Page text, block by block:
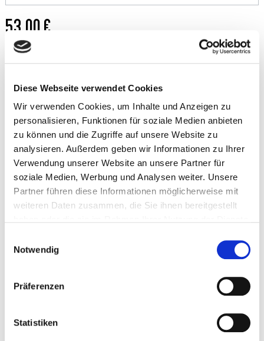
Diese Webseite verwendet Cookies
Wir verwenden Cookies, um Inhalte und Anzeigen zu
personalisieren, Funktionen für soziale Medien anbieten
zu können und die Zugriffe auf unsere Website zu
analysieren. Außerdem geben wir Informationen zu Ihrer
Verwendung unserer Website an unsere Partner für
soziale Medien, Werbung und Analysen weiter. Unsere
Partner führen diese Informationen möglicherweise mit
weiteren Daten zusammen, die Sie ihnen bereitgestellt
Notwendig
Präferenzen
Statistiken
53,00 €
Preise inkl. MwSt.
IN DEN WARENKORB
Erdbeer-Topfen Torte
Cremig gebackener Cheesecake mit fruchtigem Erdbeermark. Ø 24
Eine beliebte Wahl für Geburtstage, Familienfeiern und besondere
Anlässe im Turm Restaurant. Genießen Sie diese klassische
zu einem besonderen Erlebnis.
Für die Bestellung einer Torte ist eine bestehende Tischreservierung
Bitte wählen Sie das Datum Ihrer Tischreservierung aus. Ihre Torte